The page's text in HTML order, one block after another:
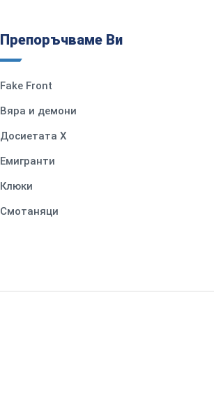
Препоръчваме Ви
Fake Front
Вяра и демони
Досиетата Х
Емигранти
Клюки
Смотаняци